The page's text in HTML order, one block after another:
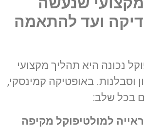
ועד להתאמה
נכונה היא תהליך מקצועי
וסבלנות. באופטיקה קמינסקי,
בכל שלב:
ראייה למולטיפוקל מקיפה